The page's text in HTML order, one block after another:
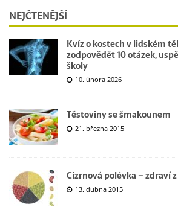
NEJČTENĚJŠÍ
Kvíz o kostech v lidském
zodpovědět 10 otázek,
školy
10. února 2026
Těstoviny se šmakounem
21. března 2015
Cizrnová polévka – zdraví
13. dubna 2015